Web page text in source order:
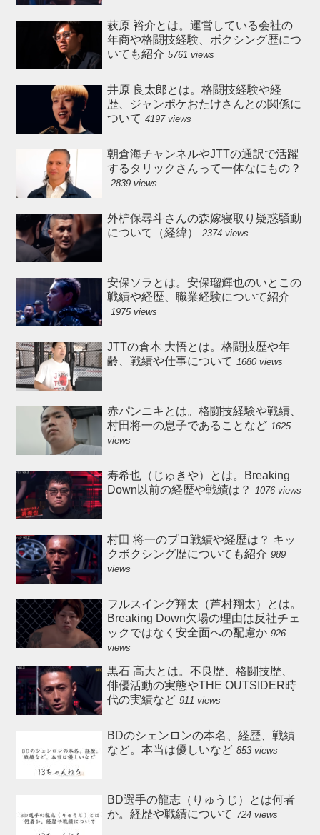
萩原 裕介とは。運営している会社の
年商や格闘技経験、ボクシング歴につ
いても紹介 5761 views
井原 良太郎とは。格闘技経験や経
歴、ジャンポケおたけさんとの関係に
ついて 4197 views
朝倉海チャンネルやJTTの通訳で活躍
するタリックさんって一体なにもの？
2839 views
外枦保尋斗さんの森嫁寝取り疑惑騒動
について（経緯）
2374 views
安保ソラとは。安保瑠輝也のいとこの
戦績や経歴、職業経験について紹介
1975 views
JTTの倉本 大悟とは。格闘技歴や年
齢、戦績や仕事について 1680 views
赤パンニキとは。格闘技経験や戦績、
村田将一の息子であることなど 1625
views
寿希也（じゅきや）とは。Breaking
Down以前の経歴や戦績は？
1076 views
村田 将一のプロ戦績や経歴は？ キッ
クボクシング歴についても紹介 989
views
フルスイング翔太（芦村翔太）とは。
Breaking Down欠場の理由は反社チェ
ックではなく安全面への配慮か 926
views
黒石 高大とは。不良歴、格闘技歴、
俳優活動の実態やTHE OUTSIDER時
代の実績など 911 views
BDのシェンロンの本名、経歴、戦績
など。本当は優しいなど 853 views
BD選手の龍志（りゅうじ）とは何者
か。経歴や戦績について 724 views